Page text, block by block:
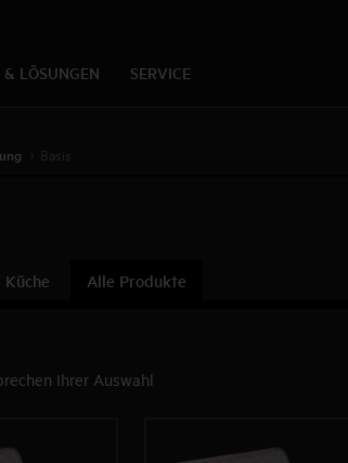
LÖSUNGEN SERVICE
Basis
Küche Alle Produkte
Ihrer Auswahl